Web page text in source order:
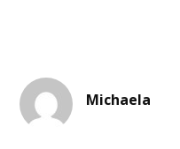
Michaela